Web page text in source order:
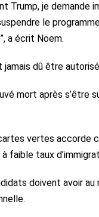
Trump, je demande
le
a écrit Noem.
jamais dû être
mort après s’être
vertes accorde
faible taux
doivent avoir